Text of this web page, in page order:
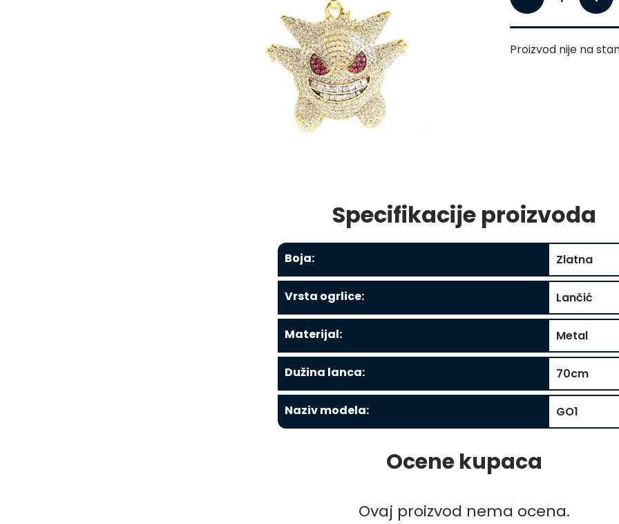
Proizvod nije na
Specifikacije proizvoda
Boja: Zlatna
Vrsta ogrlice: Lančić
Materijal: Metal
Dužina lanca: 70cm
Naziv modela: GO1
Ocene kupaca
Ovaj proizvod nema ocena.